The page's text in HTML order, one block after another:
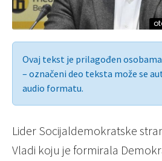
Ovaj tekst je prilagođen
– označeni deo teksta može se
audio formatu.
Lider Socijaldemokratske
Vladi koju je formirala